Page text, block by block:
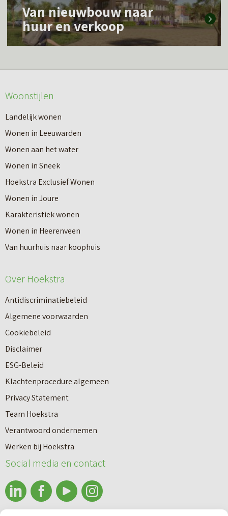
Nieuwbouw
Huren
m
e
o
e
r
I
n
8
s
t
a
p
p
n
n
a
a
r
e
e
n
n
i
e
u
o
e
s
e
o
v
e
r
V
a
n
n
e
u
Van nieuwbouw naar
huur en verkoop
Woonstijlen
Landelijk wonen
Wonen in Leeuwarden
Wonen aan het water
Wonen in Sneek
Hoekstra Exclusief Wonen
Wonen in Joure
Karakteristiek wonen
Wonen in Heerenveen
Van huurhuis naar koophuis
Over Hoekstra
Antidiscriminatiebeleid
Algemene voorwaarden
Cookiebeleid
Disclaimer
ESG-Beleid
Klachtenprocedure algemeen
Privacy Statement
Team Hoekstra
Verantwoord ondernemen
Werken bij Hoekstra
Social media en contact